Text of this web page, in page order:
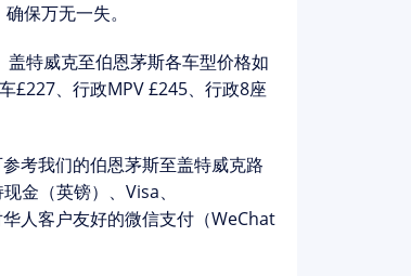
保万无一失。
盖特威克至伯恩茅斯各车型价格如
£227、行政MPV £245、行政8座
考我们的伯恩茅斯至盖特威克路
金（英镑）、Visa、
人客户友好的微信支付（WeChat